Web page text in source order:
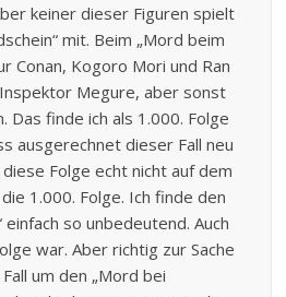
keiner dieser Figuren spielt
mit. Beim „Mord beim
Conan, Kogoro Mori und Ran
Megure, aber sonst
Das finde ich als 1.000. Folge
ausgerechnet dieser Fall neu
Folge echt nicht auf dem
1.000. Folge. Ich finde den
einfach so unbedeutend. Auch
war. Aber richtig zur Sache
um den „Mord bei